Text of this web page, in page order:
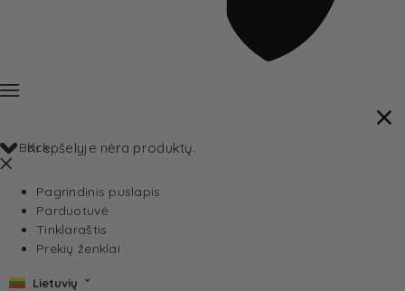
Krepšelyje nėra produktų.
Back
Pagrindinis puslapis
Parduotuvė
Tinklaraštis
Prekių ženklai
Lietuvių